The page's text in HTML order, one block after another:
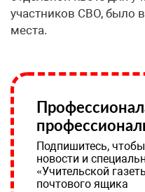
участников СВО, было
места.
Подпишитесь,
новости и
«Учительской
почтового ящика